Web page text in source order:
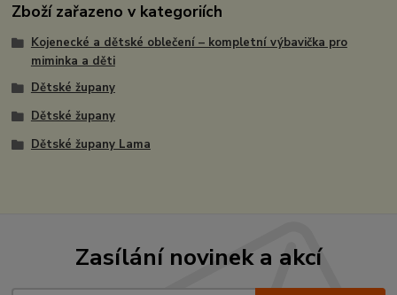
Zboží zařazeno v kategoriích
Kojenecké a dětské oblečení – kompletní výbavička pro
miminka a děti
Dětské župany
Dětské župany
Dětské župany Lama
Zasílání novinek a akcí